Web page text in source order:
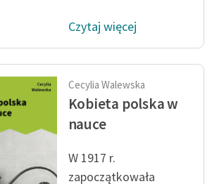
Czytaj więcej
Cecylia Walewska
Kobieta polska w
nauce
W 1917 r.
zapoczątkowała